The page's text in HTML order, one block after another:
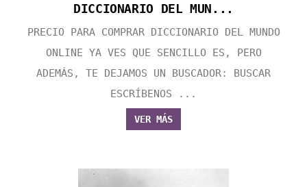
DICCIONARIO DEL MUN...
PRECIO PARA COMPRAR DICCIONARIO DEL MUNDO
ONLINE YA VES QUE SENCILLO ES, PERO
ADEMÁS, TE DEJAMOS UN BUSCADOR: BUSCAR
ESCRÍBENOS ...
VER MÁS